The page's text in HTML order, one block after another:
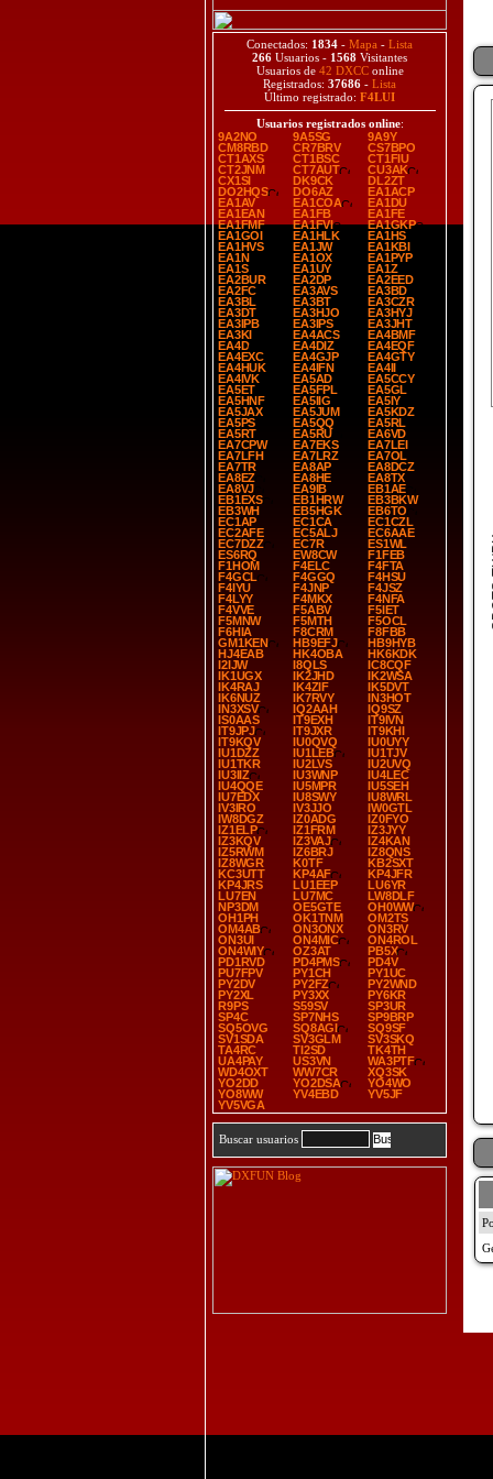
Conectados: 1834 - Mapa - Lista
266 Usuarios - 1568 Visitantes
Usuarios de 42 DXCConline
Registrados: 37686 - Lista
Último registrado: F4LUI
Usuarios registrados online:
9A2NO
9A5SG
9A9Y
CM8RBD
CR7BRV
CS7BPO
CT1AXS
CT1BSC
CT1FIU
CT2JNM
CT7AUT
CU3AK
CX1SI
DK9CK
DL2ZT
DO2HQS
DO6AZ
EA1ACP
EA1AV
EA1COA
EA1DU
EA1EAN
EA1FB
EA1FE
EA1FMF
EA1FVI
EA1GKP
EA1GOI
EA1HLK
EA1HS
EA1HVS
EA1JW
EA1KBI
EA1N
EA1OX
EA1PYP
EA1S
EA1UY
EA1Z
EA2BUR
EA2DP
EA2EED
EA2FC
EA3AVS
EA3BD
EA3BL
EA3BT
EA3CZR
EA3DT
EA3HJO
EA3HYJ
EA3IPB
EA3IPS
EA3JHT
EA3KI
EA4ACS
EA4BMF
EA4D
EA4DIZ
EA4EQF
EA4EXC
EA4GJP
EA4GTY
EA4HUK
EA4IFN
EA4II
EA4IVK
EA5AD
EA5CCY
EA5ET
EA5FPL
EA5GL
EA5HNF
EA5IIG
EA5IY
EA5JAX
EA5JUM
EA5KDZ
EA5PS
EA5QQ
EA5RL
EA5RT
EA5RU
EA6VD
EA7CPW
EA7EKS
EA7LEI
EA7LFH
EA7LRZ
EA7OL
EA7TR
EA8AP
EA8DCZ
EA8EZ
EA8HE
EA8TX
EA8VJ
EA9IB
EB1AE
EB1EXS
EB1HRW
EB3BKW
EB3WH
EB5HGK
EB6TO
EC1AP
EC1CA
EC1CZL
EC2AFE
EC5ALJ
EC6AAE
EC7DZZ
EC7R
ES1WL
ES6RQ
EW8CW
F1FEB
F1HOM
F4ELC
F4FTA
F4GCL
F4GGQ
F4HSU
F4IYU
F4JNP
F4JSZ
F4LYY
F4MKX
F4NFA
F4VVE
F5ABV
F5IET
F5MNW
F5MTH
F5OCL
F6HIA
F8CRM
F8FBB
GM1KEN
HB9EFJ
HB9HYB
HJ4EAB
HK4OBA
HK6KDK
I2IJW
I8QLS
IC8CQF
IK1UGX
IK2JHD
IK2WSA
IK4RAJ
IK4ZIF
IK5DVT
IK6NUZ
IK7RVY
IN3HOT
IN3XSV
IQ2AAH
IQ9SZ
IS0AAS
IT9EXH
IT9IVN
IT9JPJ
IT9JXR
IT9KHI
IT9KQV
IU0QVQ
IU0UYY
IU1DZZ
IU1LEB
IU1TJV
IU1TKR
IU2LVS
IU2UVQ
IU3IIZ
IU3WNP
IU4LEC
IU4QQE
IU5MPR
IU5SEH
IU7EDX
IU8SWY
IU8WRL
IV3IRO
IV3JJO
IW0GTL
IW8DGZ
IZ0ADG
IZ0FYO
IZ1ELP
IZ1FRM
IZ3JYY
IZ3KQV
IZ3VAJ
IZ4KAN
IZ5RWM
IZ6BRJ
IZ8QNS
IZ8WGR
K0TF
KB2SXT
KC3UTT
KP4AF
KP4JFR
KP4JRS
LU1EEP
LU6YR
LU7EN
LU7MC
LW8DLF
NP3DM
OE5GTE
OH0WW
OH1PH
OK1TNM
OM2TS
OM4AB
ON3ONX
ON3RV
ON3UI
ON4MIC
ON4ROL
ON4WIY
OZ3AT
PB5X
PD1RVD
PD4PMS
PD4V
PU7FPV
PY1CH
PY1UC
PY2DV
PY2FZ
PY2WND
PY2XL
PY3XX
PY6KR
R9PS
S59SV
SP3UR
SP4C
SP7NHS
SP9BRP
SQ5OVG
SQ8AGI
SQ9SF
SV1SDA
SV3GLM
SV3SKQ
TA4RC
TI2SD
TK4TH
UA4PAY
US3VN
WA3PTF
WD4OXT
WW7CR
XQ3SK
YO2DD
YO2DSA
YO4WO
YO8WW
YV4EBD
YV5JF
YV5VGA
Buscar usuarios